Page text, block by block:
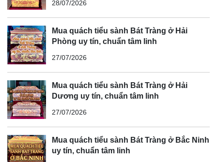
28/07/2026
Mua quách tiểu sành Bát Tràng ở Hải
Phòng uy tín, chuẩn tâm linh
27/07/2026
Mua quách tiểu sành Bát Tràng ở Hải
Dương uy tín, chuẩn tâm linh
27/07/2026
Mua quách tiểu sành Bát Tràng ở Bắc Ninh
uy tín, chuẩn tâm linh